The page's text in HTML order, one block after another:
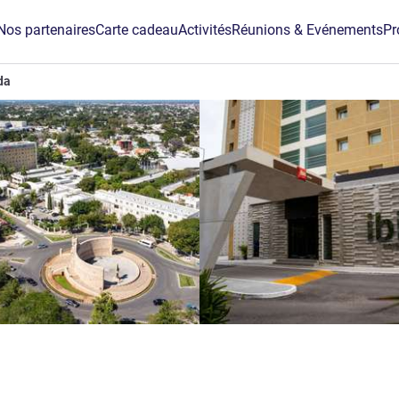
partenairesCarte cadeauActivitésRéunions & Evénements